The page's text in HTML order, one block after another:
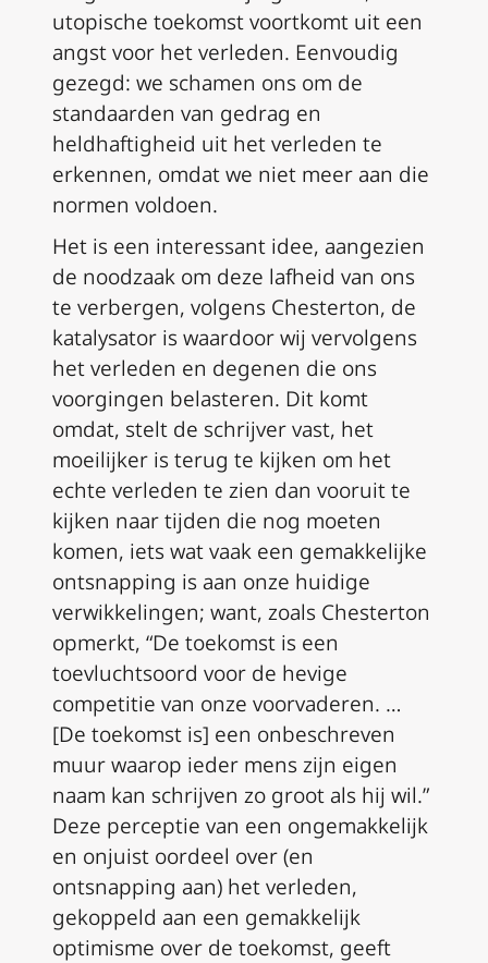
utopische toekomst voortkomt uit een
angst voor het verleden. Eenvoudig
gezegd: we schamen ons om de
standaarden van gedrag en
heldhaftigheid uit het verleden te
erkennen, omdat we niet meer aan die
normen voldoen.
Het is een interessant idee, aangezien
de noodzaak om deze lafheid van ons
te verbergen, volgens Chesterton, de
katalysator is waardoor wij vervolgens
het verleden en degenen die ons
voorgingen belasteren. Dit komt
omdat, stelt de schrijver vast, het
moeilijker is terug te kijken om het
echte verleden te zien dan vooruit te
kijken naar tijden die nog moeten
komen, iets wat vaak een gemakkelijke
ontsnapping is aan onze huidige
verwikkelingen; want, zoals Chesterton
opmerkt, “De toekomst is een
toevluchtsoord voor de hevige
competitie van onze voorvaderen. …
[De toekomst is] een onbeschreven
muur waarop ieder mens zijn eigen
naam kan schrijven zo groot als hij wil.”
Deze perceptie van een ongemakkelijk
en onjuist oordeel over (en
ontsnapping aan) het verleden,
gekoppeld aan een gemakkelijk
optimisme over de toekomst, geeft